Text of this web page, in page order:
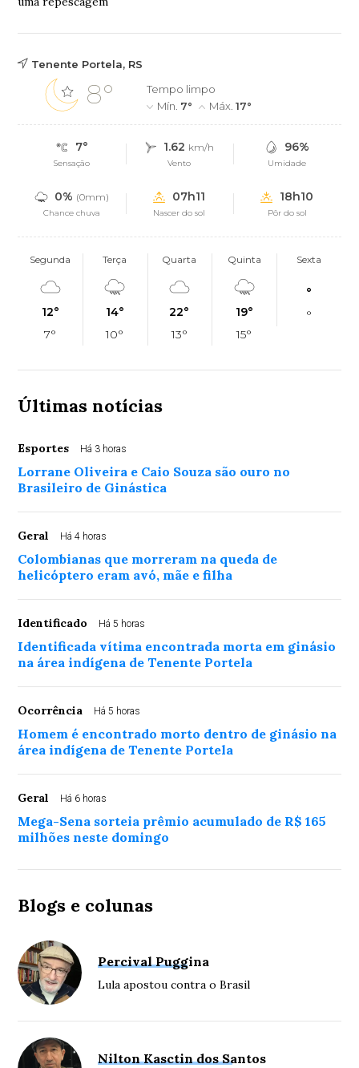
Tenente Portela, RS
8°
Tempo limpo
Mín. 7° Máx.17°
7°
Sensação
1.62 km/h
Vento
96%
Umidade
0% (0mm)
Chance chuva
07h11
Nascer do sol
18h10
Pôr do sol
Segunda
12°
7°
Terça
14°
10°
Quarta
22°
13°
Quinta
19°
15°
Sexta
°
°
Últimas notícias
Esportes Há 3 horas
Lorrane Oliveira e Caio Souza são ouro no
Brasileiro de Ginástica
Geral Há 4 horas
Colombianas que morreram na queda de
helicóptero eram avó, mãe e filha
Identificado Há 5 horas
Identificada vítima encontrada morta em ginásio
na área indígena de Tenente Portela
Ocorrência Há 5 horas
Homem é encontrado morto dentro de ginásio na
área indígena de Tenente Portela
Geral Há 6 horas
Mega-Sena sorteia prêmio acumulado de R$ 165
milhões neste domingo
Blogs e colunas
Percival Puggina
Lula apostou contra o Brasil
Nilton Kasctin dos Santos